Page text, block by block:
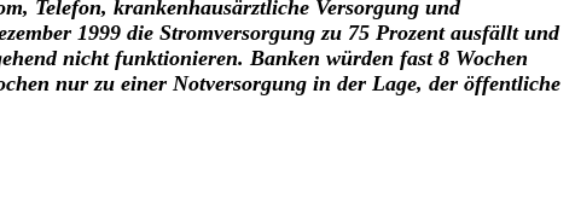
Telefon, krankenhausärztliche Versorgung und
1999 die Stromversorgung zu 75 Prozent ausfällt und
nicht funktionieren. Banken würden fast 8 Wochen
nur zu einer Notversorgung in der Lage, der öffentliche